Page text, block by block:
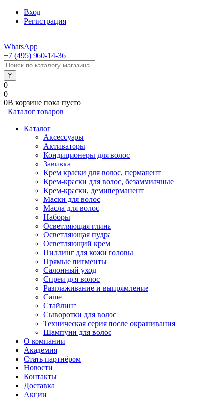
Вход
Регистрация
WhatsApp
+7 (495) 960-14-36
0
0
0В корзине пока пусто
Каталог товаров
Каталог
Аксессуары
Активаторы
Кондиционеры для волос
Завивка
Крем краски для волос, перманент
Крем-краски для волос, безаммиачные
Крем-краски, демиперманент
Маски для волос
Масла для волос
Наборы
Осветляющая глина
Осветляющая пудра
Осветляющий крем
Пиллинг для кожи головы
Прямые пигменты
Салонный уход
Спреи для волос
Разглаживание и выпрямление
Саше
Стайлинг
Сыворотки для волос
Техническая серия после окрашивания
Шампуни для волос
О компании
Академия
Стать партнёром
Новости
Контакты
Доставка
Акции